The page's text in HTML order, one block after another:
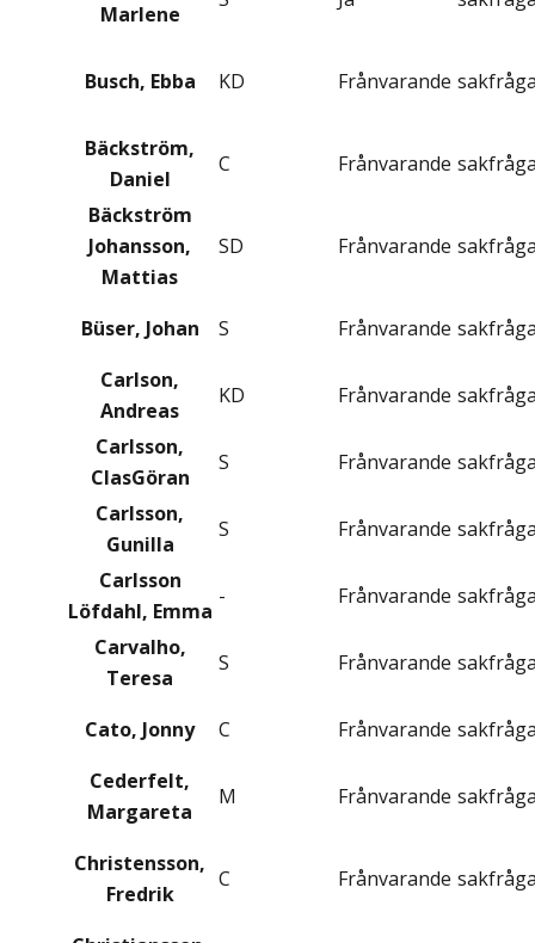
Marlene
Busch, Ebba KD Frånvarande
Bäckström,
Daniel
C Frånvarande
Bäckström
Johansson,
Mattias
SD Frånvarande
Büser, Johan S Frånvarande
Carlson,
Andreas
KD Frånvarande
Carlsson,
ClasGöran
S Frånvarande
Carlsson,
Gunilla
S Frånvarande
Carlsson
Löfdahl, Emma
- Frånvarande
Carvalho,
Teresa
S Frånvarande
Cato, Jonny C Frånvarande
Cederfelt,
Margareta
M Frånvarande
Christensson,
Fredrik
C Frånvarande